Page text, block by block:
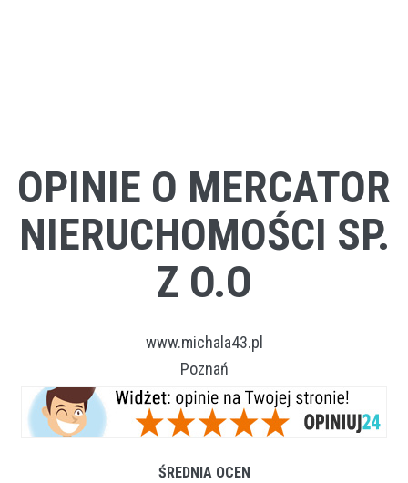
OPINIE O MERCATOR
NIERUCHOMOŚCI SP.
Z O.O
www.michala43.pl
Poznań
ŚREDNIA OCEN